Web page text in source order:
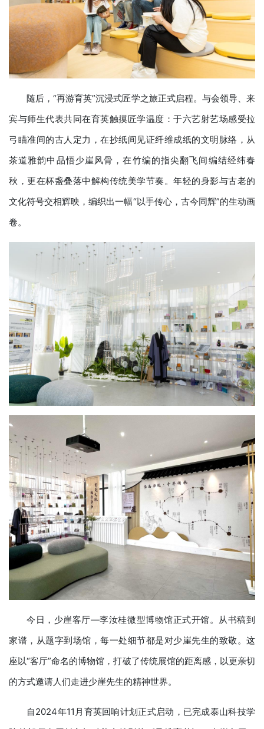
随后，“再游育英”沉浸式匠学之旅正式启程。与会领导、来
宾与师生代表共同在育英触摸匠学温度：于六艺射艺场感受拉
弓瞄准间的古人定力，在抄纸间见证纤维成纸的文明脉络，从
茶道雅韵中品悟少崖风骨，在竹编的指尖翻飞间编结经纬春
秋，更在杯盏叠落中解构传统美学节奏。年轻的身影与古老的
文化符号交相辉映，编织出一幅“以手传心，古今同辉”的生动画
卷。
今日，少崖客厅—李汝桂微型博物馆正式开馆。从书稿到
家谱，从题字到场馆，每一处细节都是对少崖先生的致敬。这
座以“客厅”命名的博物馆，打破了传统展馆的距离感，以更亲切
的方式邀请人们走进少崖先生的精神世界。
自2024年11月育英回响计划正式启动，已完成泰山科技学